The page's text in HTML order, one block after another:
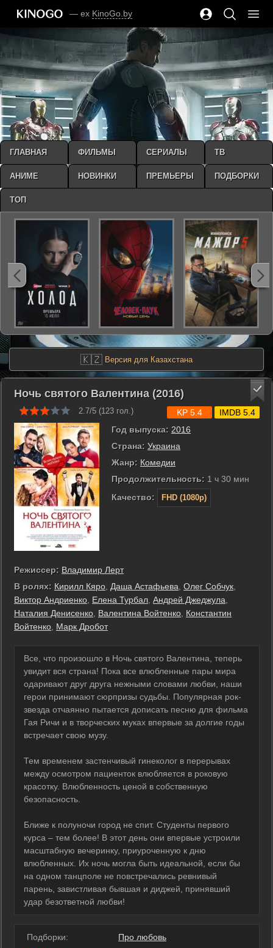
— ex KinoGo.by
🇰🇿 Версия для Казахстана
Ночь святого Валентина (2016)
2.7/5 (123 гол.)
Год выпуска: 2016
Страна: Украина
Жанр: Комедии
Продолжительность: 1 ч 30 мин
Качество:
FHD (1080p)
KP 5.4 IMDB 5.4
Режиссер: Владимир Лерт
В ролях: Кирилл Кяро Даша Астафьева Олег Собчук
Виктор Андриенко Елена Турбал Андрей Джеджула
Наталия Денисенко Валентина Войтенко Константин
Войтенко Марк Дробот
Все, что произошло в Ночь святого Валентина, теперь
увидит вся страна! Пока все влюбленные пары мира
одаривают друг друга нежными словами любви, наши
герои принимают сюрпризы судьбы. Популярная рок-
звезда отчаянно пытается дописать песню для фильма
Гая Ричи и в творческих муках впервые за долгие годы
встречает свою музу.
Тем временем застенчивый гинеколог в перерывах
между осмотром пациенток влюбляется в роковую
красотку. Влюбленность ценой в собственную
безопасность.
Ближе к полуночи город не спит. Студенты первого
курса – тем более! В этот день они впервые устроили
масштабную вечеринку, приуроченную к дню
влюбленных. Их ночь могла быть идеальной, если бы
на одном танцполе не повстречались ревнивый
парень, завистливая бывшая и диджей, принявший
удар безответной любви!
Подборки:
Про любовь
ГЛАВНАЯ ФИЛЬМЫ СЕРИАЛЫ ТВ
АНИМЕ НОВИНКИ ПРЕМЬЕРЫ ПОДБОРКИ
ТОП